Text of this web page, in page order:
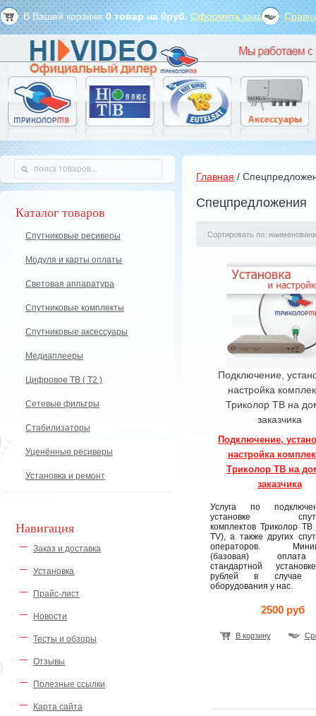
В Вашей корзине 0 товар на 0руб. Оформить заказ?
Каталог товаров
Спутниковые ресиверы
Модуля и карты оплаты
Световая аппаратура
Спутниковые комплекты
Спутниковые аксессуары
Медиаплееры
Цифровое ТВ ( Т2 )
Сетевые фильтры
Стабилизаторы
Уценённые ресиверы
Установка и ремонт
Навигация
Заказ и доставка
Установка
Прайс-лист
Новости
Тесты и обзоры
Отзывы
Полезные ссылки
Карта сайта
Главная /
Спецпредложения
Сортировать по:
Подключение,
настройка
Триколор ТВ на
заказчика
Подключение,
настройка
Триколор ТВ на
заказчика
Услуга по
установке
комплектов Триколор ТВ
TV), а также других
операторов.
(базовая)
стандартной
рублей в случае
оборудования у нас.
2500 руб
В корзину